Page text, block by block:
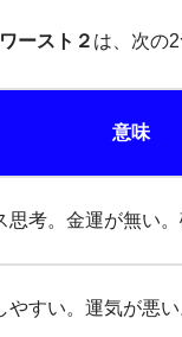
ースト２ は、次の2
意味
思考。金運が無い。
やすい。運気が悪い